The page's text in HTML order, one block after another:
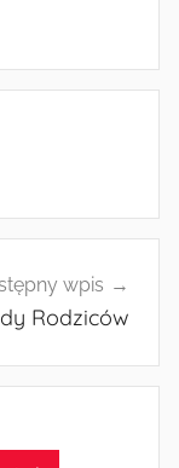
wpis
Rodziców